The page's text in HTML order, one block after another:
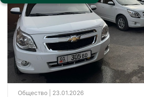
Общество | 23.01.2026